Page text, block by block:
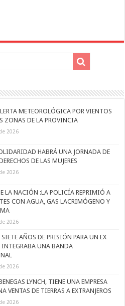
METEOROLÓGICA POR VIENTOS
ZONAS DE LA PROVINCIA
2026
HABRÁ UNA JORNADA DE
DE LAS MUJERES
2026
LA NACIÓN :LA POLICÍA REPRIMIÓ A
CON AGUA, GAS LACRIMÓGENO Y
2026
AÑOS DE PRISIÓN PARA UN EX
UNA BANDA
2026
LYNCH, TIENE UNA EMPRESA
VENTAS DE TIERRAS A EXTRANJEROS
2026